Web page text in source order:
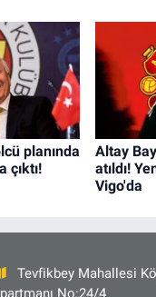
planında
çıktı!
Altay
atıldı!
Vigo'da
Tevfikbey Mahallesi
No:24/4